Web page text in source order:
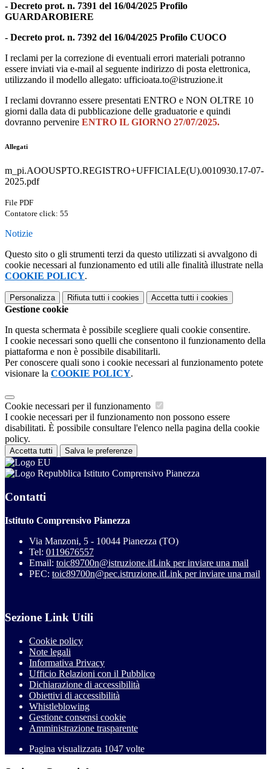
- Decreto prot. n. 7391 del 16/04/2025 Profilo
GUARDAROBIERE
- Decreto prot. n. 7392 del 16/04/2025 Profilo CUOCO
I reclami per la correzione di eventuali errori materiali potranno
essere inviati via e-mail al seguente indirizzo di posta elettronica,
utilizzando il modello allegato: ufficioata.to@istruzione.it
I reclami dovranno essere presentati ENTRO e NON OLTRE 10
giorni dalla data di pubblicazione delle graduatorie e quindi
dovranno pervenire ENTRO IL GIORNO 27/07/2025.
Allegati
m_pi.AOOUSPTO.REGISTRO+UFFICIALE(U).0010930.17-07-
2025.pdf
File PDF
Contatore click: 55
Notizie
Questo sito o gli strumenti terzi da questo utilizzati si avvalgono di
cookie necessari al funzionamento ed utili alle finalità illustrate nella
COOKIE POLICY.
Personalizza Rifiuta tutti i cookies Accetta tutti i cookies
Gestione cookie
In questa schermata è possibile scegliere quali cookie consentire.
I cookie necessari sono quelli che consentono il funzionamento della
piattaforma e non è possibile disabilitarli.
Per conoscere quali sono i cookie necessari al funzionamento potete
visionare la COOKIE POLICY.
Cookie necessari per il funzionamento
I cookie necessari per il funzionamento non possono essere
disabilitati. È possibile consultare l'elenco nella pagina della cookie
policy.
Accetta tutti Salva le preferenze
Istituto Comprensivo Pianezza
Contatti
Istituto Comprensivo Pianezza
Via Manzoni, 5 - 10044 Pianezza (TO)
Tel: 0119676557
Email: toic89700n@istruzione.itLink per inviare una mail
PEC: toic89700n@pec.istruzione.itLink per inviare una mail
Sezione Link Utili
Cookie policy
Note legali
Informativa Privacy
Ufficio Relazioni con il Pubblico
Dichiarazione di accessibilità
Obiettivi di accessibilità
Whistleblowing
Gestione consensi cookie
Amministrazione trasparente
Pagina visualizzata 1047 volte